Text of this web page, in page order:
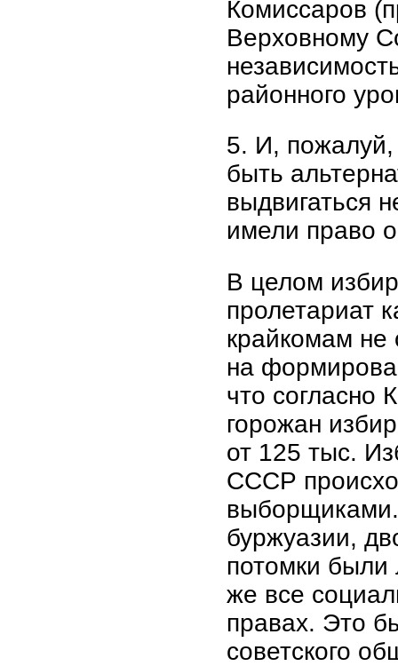
Комиссаров
Верховному
районного
5. И,
быть
выдвигаться
имели право
В целом
пролетариат
крайкомам не
на
что согласно
горожан
от 125 тыс.
СССР
выборщиками.
буржуазии,
потомки
же все
правах. Это
советского